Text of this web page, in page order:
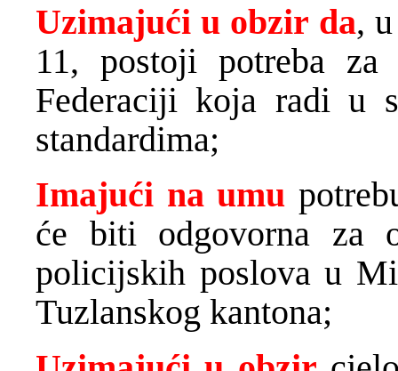
Uzimajući u obzir da,
11, postoji potreba
Federaciji koja radi u
standardima;
Imajući na umu
će biti odgovorna za
policijskih poslova u
Tuzlanskog kantona;